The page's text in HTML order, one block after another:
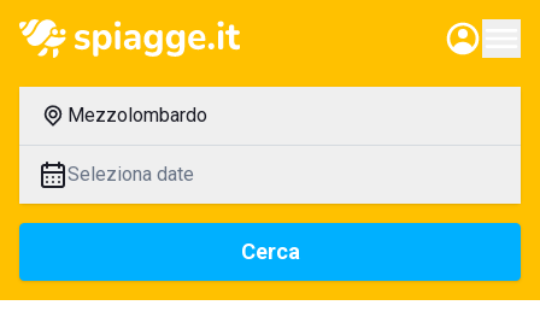
Mezzolombardo
Seleziona date
Cerca